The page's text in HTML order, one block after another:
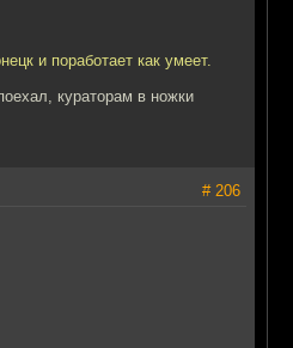
и поработает как умеет.
кураторам в ножки
# 206